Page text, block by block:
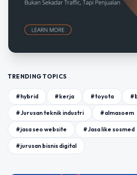
TRENDING TOPICS
#hybrid #kerja #toyota
#Jurusan teknik industri #almasoem
#jasa seo website #Jasa like sosmed
#jurusan bisnis digital